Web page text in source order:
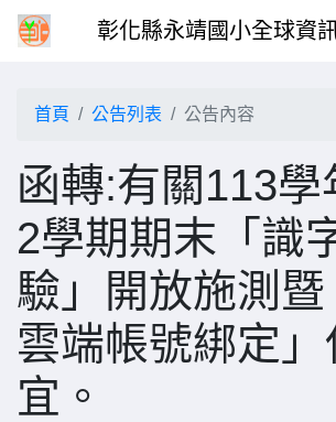
彰化縣永靖國小全球資
首頁 公告列表 公告內容
函轉:有關113學
2學期期末「識
驗」開放施測暨
雲端帳號綁定
宜。